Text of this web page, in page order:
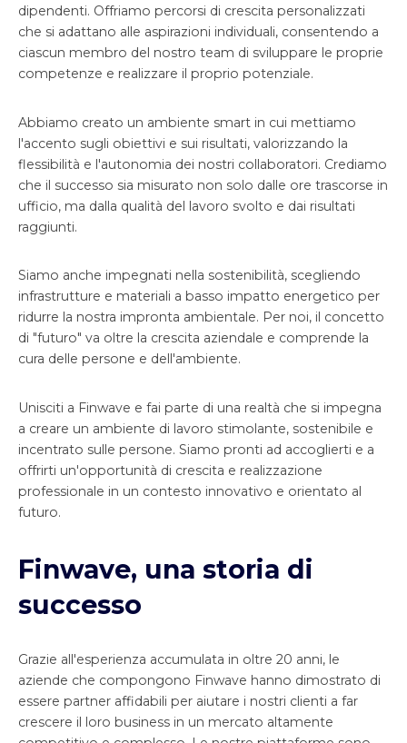
dipendenti. Offriamo percorsi di crescita personalizzati
che si adattano alle aspirazioni individuali, consentendo a
ciascun membro del nostro team di sviluppare le proprie
competenze e realizzare il proprio potenziale.
Abbiamo creato un ambiente smart in cui mettiamo
l'accento sugli obiettivi e sui risultati, valorizzando la
flessibilità e l'autonomia dei nostri collaboratori. Crediamo
che il successo sia misurato non solo dalle ore trascorse in
ufficio, ma dalla qualità del lavoro svolto e dai risultati
raggiunti.
Siamo anche impegnati nella sostenibilità, scegliendo
infrastrutture e materiali a basso impatto energetico per
ridurre la nostra impronta ambientale. Per noi, il concetto
di "futuro" va oltre la crescita aziendale e comprende la
cura delle persone e dell'ambiente.
Unisciti a Finwave e fai parte di una realtà che si impegna
a creare un ambiente di lavoro stimolante, sostenibile e
incentrato sulle persone. Siamo pronti ad accoglierti e a
offrirti un'opportunità di crescita e realizzazione
professionale in un contesto innovativo e orientato al
futuro.
Finwave, una storia di
successo
Grazie all'esperienza accumulata in oltre 20 anni, le
aziende che compongono Finwave hanno dimostrato di
essere partner affidabili per aiutare i nostri clienti a far
crescere il loro business in un mercato altamente